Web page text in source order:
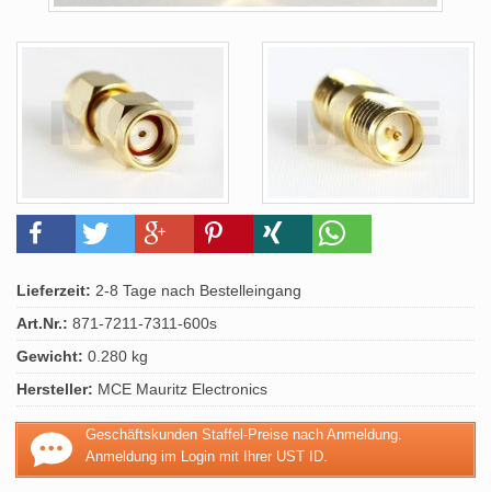
Lieferzeit: 2-8 Tage nach Bestelleingang
Art.Nr.: 871-7211-7311-600s
Gewicht: 0.280 kg
Hersteller: MCE Mauritz Electronics
Geschäftskunden Staffel-Preise nach Anmeldung.
Anmeldung im Login mit Ihrer UST ID.